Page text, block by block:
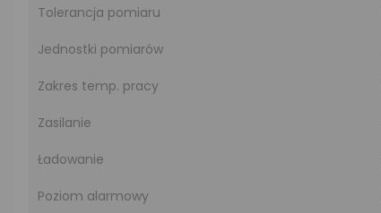
Tolerancja pomiaru
Jednostki pomiarów
Zakres temp. pracy
Zasilanie
Ładowanie
Poziom alarmowy